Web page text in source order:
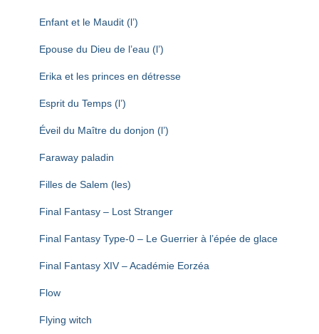
Enfant et le Maudit (l’)
Epouse du Dieu de l’eau (l’)
Erika et les princes en détresse
Esprit du Temps (l’)
Éveil du Maître du donjon (l’)
Faraway paladin
Filles de Salem (les)
Final Fantasy – Lost Stranger
Final Fantasy Type-0 – Le Guerrier à l’épée de glace
Final Fantasy XIV – Académie Eorzéa
Flow
Flying witch